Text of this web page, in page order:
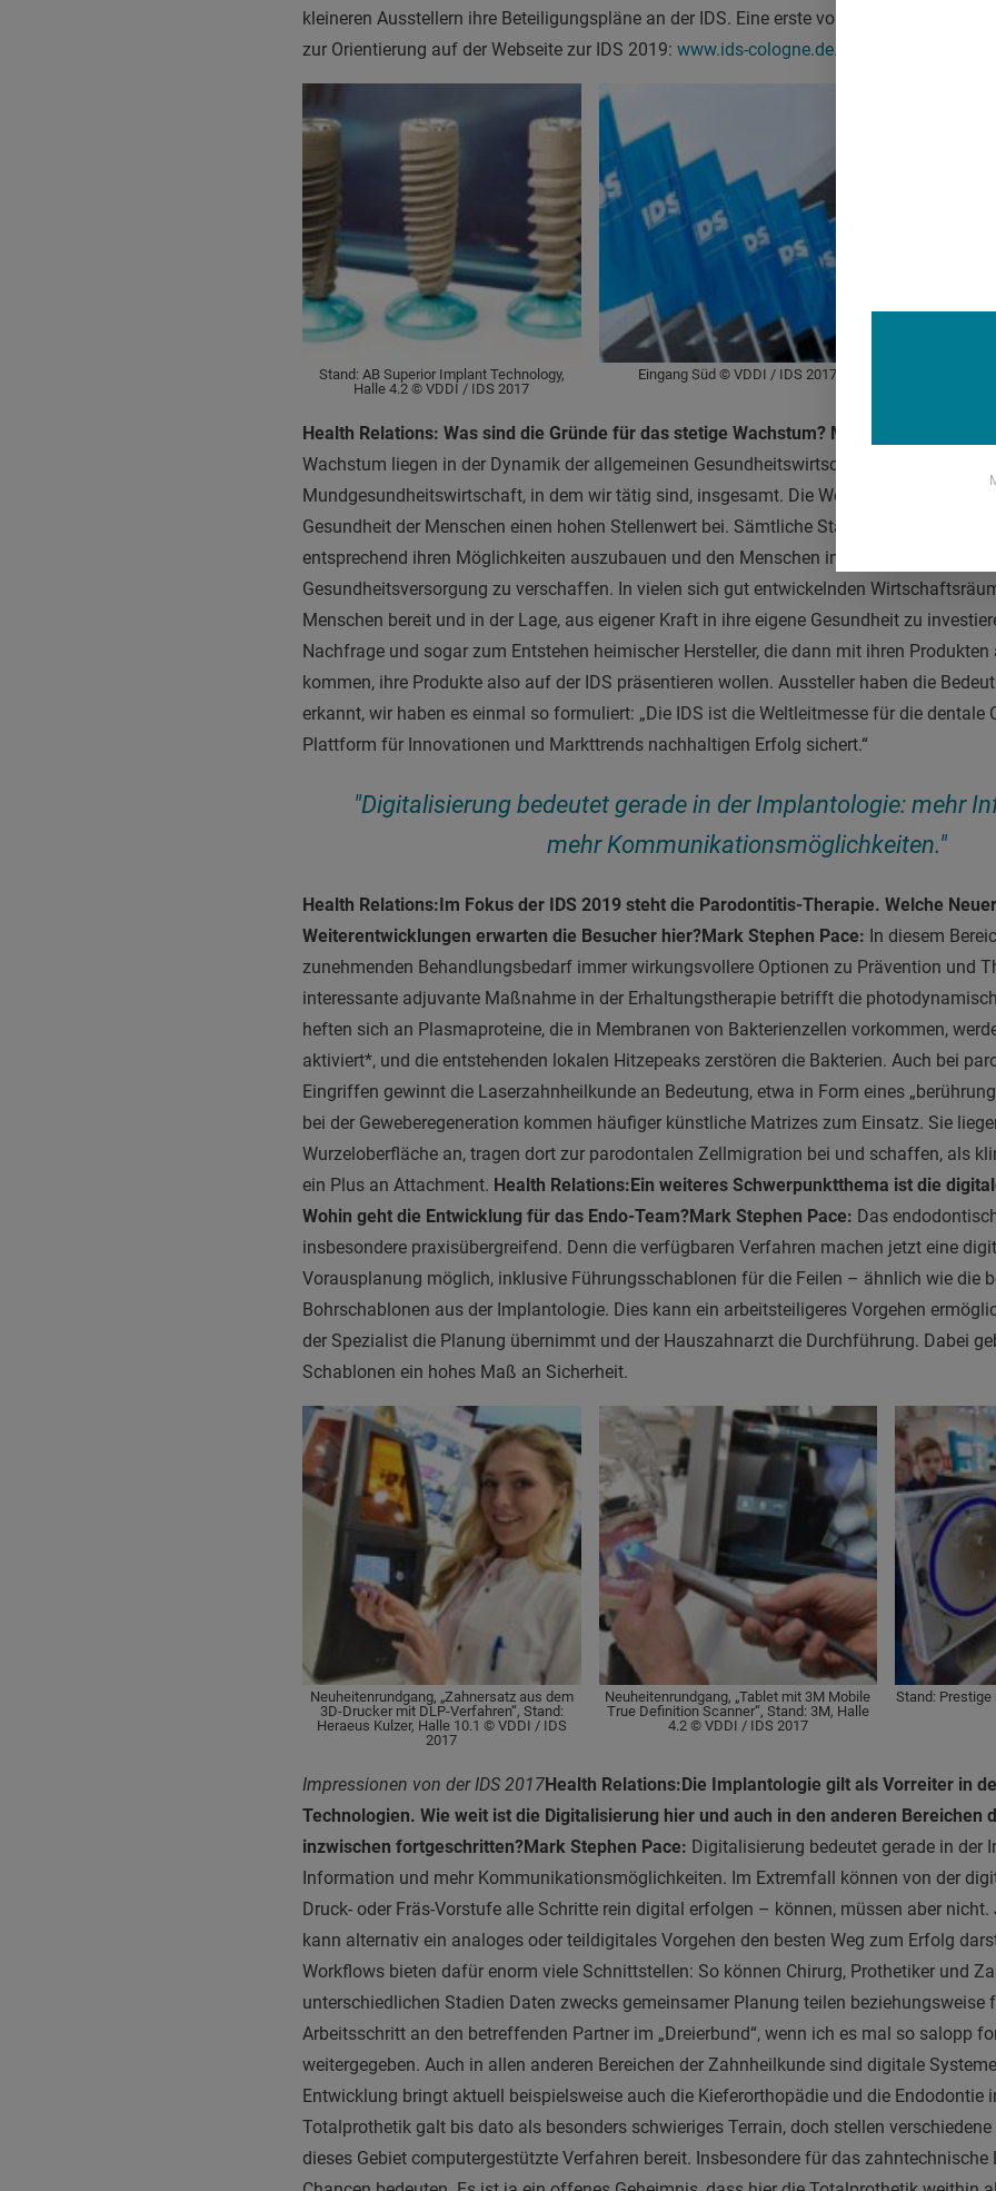
kleineren Ausstellern ihre Beteiligungspläne an der IDS. Eine erste vorläufige
zur Orientierung auf der Webseite zur IDS 2019: www.ids-cologne.de.
Stand: AB Superior Implant Technology,
Halle 4.2 © VDDI / IDS 2017
Eingang Süd © VDDI / IDS 2017
Stand:
Health Relations: Was sind die Gründe für das stetige Wachstum? Mark Stephen Pace:
Wachstum liegen in der Dynamik der allgemeinen Gesundheitswirtschaft sowie dem
Mundgesundheitswirtschaft, in dem wir tätig sind, insgesamt. Die
Gesundheit der Menschen einen hohen Stellenwert bei. Sämtliche Staaten sind bestrebt,
entsprechend ihren Möglichkeiten auszubauen und den Menschen immer mehr und
Gesundheitsversorgung zu verschaffen. In vielen sich gut entwickelnden
Menschen bereit und in der Lage, aus eigener Kraft in ihre eigene Gesundheit zu
Nachfrage und sogar zum Entstehen heimischer Hersteller, die dann mit ihren
kommen, ihre Produkte also auf der IDS präsentieren wollen. Aussteller haben die
erkannt, wir haben es einmal so formuliert: „Die IDS ist die Weltleitmesse für die dentale
Plattform für Innovationen und Markttrends nachhaltigen Erfolg sichert.“
"Digitalisierung bedeutet gerade in der Implantologie: mehr
mehr Kommunikationsmöglichkeiten."
Health Relations:Im Fokus der IDS 2019 steht die Parodontitis-Therapie. Welche
Weiterentwicklungen erwarten die Besucher hier?Mark Stephen Pace: In diesem
zunehmenden Behandlungsbedarf immer wirkungsvollere Optionen zu Prävention und
interessante adjuvante Maßnahme in der Erhaltungstherapie betrifft die
heften sich an Plasmaproteine, die in Membranen von Bakterienzellen vorkommen,
aktiviert*, und die entstehenden lokalen Hitzepeaks zerstören die Bakterien. Auch bei
Eingriffen gewinnt die Laserzahnheilkunde an Bedeutung, etwa in Form eines
bei der Geweberegeneration kommen häufiger künstliche Matrizes zum Einsatz. Sie
Wurzeloberfläche an, tragen dort zur parodontalen Zellmigration bei und schaffen, als
ein Plus an Attachment. Health Relations:Ein weiteres Schwerpunktthema ist die
Wohin geht die Entwicklung für das Endo-Team?Mark Stephen Pace: Das
insbesondere praxisübergreifend. Denn die verfügbaren Verfahren machen jetzt eine
Vorausplanung möglich, inklusive Führungsschablonen für die Feilen – ähnlich wie die
Bohrschablonen aus der Implantologie. Dies kann ein arbeitsteiligeres Vorgehen
der Spezialist die Planung übernimmt und der Hauszahnarzt die Durchführung. Dabei
Schablonen ein hohes Maß an Sicherheit.
Neuheitenrundgang, „Zahnersatz aus dem
3D-Drucker mit DLP-Verfahren“, Stand:
Heraeus Kulzer, Halle 10.1 © VDDI / IDS
2017
Neuheitenrundgang, „Tablet mit 3M Mobile
True Definition Scanner“, Stand: 3M, Halle
4.2 © VDDI / IDS 2017
Stand:
Impressionen von der IDS 2017Health Relations:Die Implantologie gilt als Vorreiter in
Technologien. Wie weit ist die Digitalisierung hier und auch in den anderen Bereichen
inzwischen fortgeschritten?Mark Stephen Pace: Digitalisierung bedeutet gerade in der
Information und mehr Kommunikationsmöglichkeiten. Im Extremfall können von der
Druck- oder Fräs-Vorstufe alle Schritte rein digital erfolgen – können, müssen aber
kann alternativ ein analoges oder teildigitales Vorgehen den besten Weg zum Erfolg
Workflows bieten dafür enorm viele Schnittstellen: So können Chirurg, Prothetiker und
unterschiedlichen Stadien Daten zwecks gemeinsamer Planung teilen beziehungsweise
Arbeitsschritt an den betreffenden Partner im „Dreierbund“, wenn ich es mal so salopp
weitergegeben. Auch in allen anderen Bereichen der Zahnheilkunde sind digitale
Entwicklung bringt aktuell beispielsweise auch die Kieferorthopädie und die Endodontie
Totalprothetik galt bis dato als besonders schwieriges Terrain, doch stellen
dieses Gebiet computergestützte Verfahren bereit. Insbesondere für das zahntechnische